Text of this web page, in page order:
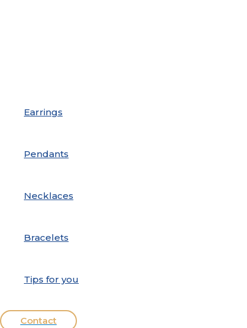
Earrings
Pendants
Necklaces
Bracelets
Tips for you
Contact